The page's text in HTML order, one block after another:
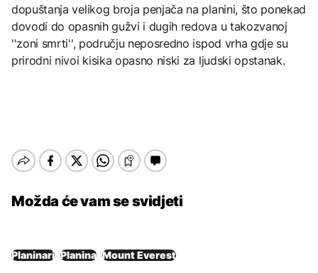
dopuštanja velikog broja penjača na planini, što ponekad
dovodi do opasnih gužvi i dugih redova u takozvanoj
''zoni smrti'', području neposredno ispod vrha gdje su
prirodni nivoi kisika opasno niski za ljudski opstanak.
Možda će vam se svidjeti
Planinari Planina Mount Everest